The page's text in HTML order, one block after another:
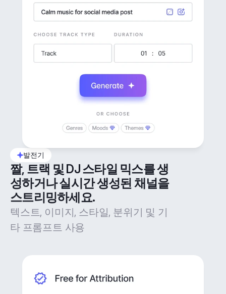
발전기
짤, 트랙 및 DJ 스타일 믹스를 생
성하거나 실시간 생성된 채널을
스트리밍하세요.
텍스트, 이미지, 스타일, 분위기 및 기
타 프롬프트 사용